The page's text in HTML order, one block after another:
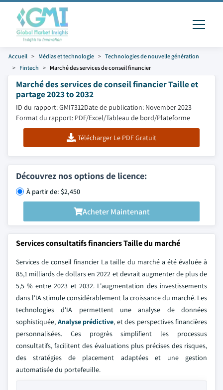
Accueil Médias et technologie
Technologies de nouvelle génération
Fintech
Marché des services de conseil financier
Marché des services de conseil financier Taille et
partage 2023 to 2032
ID du rapport: GMI7312Date de publication: November 2023
Format du rapport: PDF/Excel/Tableau de bord/Plateforme
Télécharger Le PDF Gratuit
Découvrez nos options de licence:
À partir de: $2,450
Acheter Maintenant
Services consultatifs financiers Taille du marché
Services de conseil financier La taille du marché a été évaluée à
85,1 milliards de dollars en 2022 et devrait augmenter de plus de
5,5 % entre 2023 et 2032. L'augmentation des investissements
dans l'IA stimule considérablement la croissance du marché. Les
technologies d'IA permettent une analyse de données
sophistiquée, Analyse prédictive, et des perspectives financières
personnalisées. Ces progrès simplifient les processus
consultatifs, facilitent des évaluations plus précises des risques,
des stratégies de placement adaptées et une gestion
automatisée du portefeuille.